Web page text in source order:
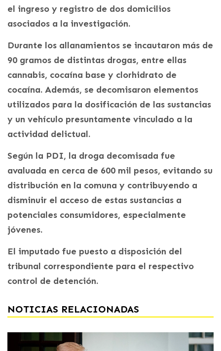
el ingreso y registro de dos domicilios
asociados a la investigación.
Durante los allanamientos se incautaron más de
90 gramos de distintas drogas, entre ellas
cannabis, cocaína base y clorhidrato de
cocaína. Además, se decomisaron elementos
utilizados para la dosificación de las sustancias
y un vehículo presuntamente vinculado a la
actividad delictual.
Según la PDI, la droga decomisada fue
avaluada en cerca de 600 mil pesos, evitando su
distribución en la comuna y contribuyendo a
disminuir el acceso de estas sustancias a
potenciales consumidores, especialmente
jóvenes.
El imputado fue puesto a disposición del
tribunal correspondiente para el respectivo
control de detención.
NOTICIAS RELACIONADAS